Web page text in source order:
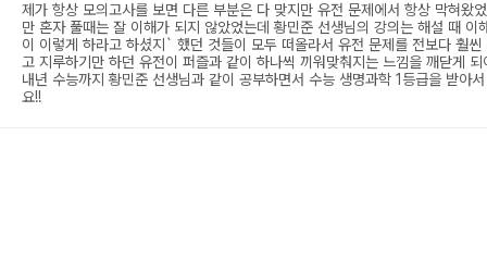
제가 항상 모의고사를 보면 다른 부분은 다 맞지만 유전 문제에서 항상 막혀왔
만 혼자 풀때는 잘 이해가 되지 않았었는데 황민준 선생님의 강의는 해설 때
이 이렇게 하라고 하셨지` 했던 것들이 모두 떠올라서 유전 문제를 전보다 훨
고 지루하기만 하던 유전이 퍼즐과 같이 하나씩 끼워맞춰지는 느낌을 깨닫게
내년 수능까지 황민준 선생님과 같이 공부하면서 수능 생명과학 1등급을 받아
요!!